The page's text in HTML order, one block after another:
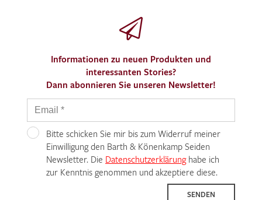
Informationen zu neuen Produkten und
interessanten Stories?
Dann abonnieren Sie unseren Newsletter!
Bitte schicken Sie mir bis zum Widerruf meiner
Einwilligung den Barth & Könenkamp Seiden
Newsletter. Die Datenschutzerklärunghabe ich
zur Kenntnis genommen und akzeptiere diese.
SENDEN